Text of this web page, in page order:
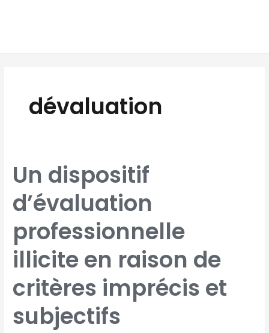
dévaluation
Un dispositif
d’évaluation
professionnelle
illicite en raison de
critères imprécis et
subjectifs
DISPOSITIF
D’ÉVALUATION
PROFESSIONNELLE
EN
RAISON
DE
CRITÈRES
SUBJECTIFS